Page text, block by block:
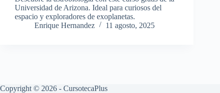
Universidad de Arizona. Ideal para curiosos del
espacio y exploradores de exoplanetas.
Enrique Hernandez
11 agosto, 2025
Copyright © 2026 - CursotecaPlus